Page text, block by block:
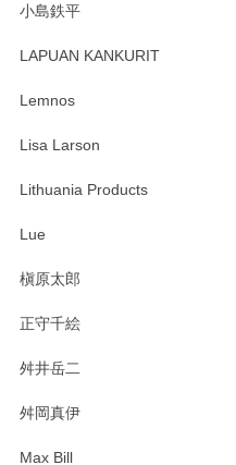
す。 素敵な湯呑みでとても
たm(_)m
います。無事に届い
小島鉄平
LAPUAN KANKURIT
Lemnos
Lisa Larson
Lithuania Products
Lue
槇原太郎
正守千絵
舛井岳二
舛岡真伊
Max Bill